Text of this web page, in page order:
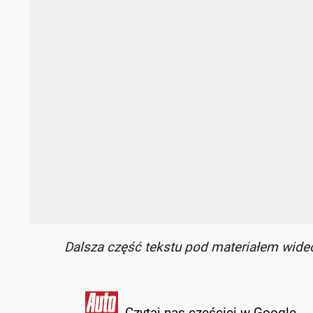
Dalsza część tekstu pod materiałem